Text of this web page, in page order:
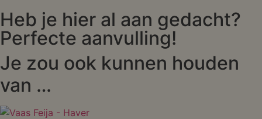
Heb je hier al aan gedacht?
Perfecte aanvulling!
Je zou ook kunnen houden
van …